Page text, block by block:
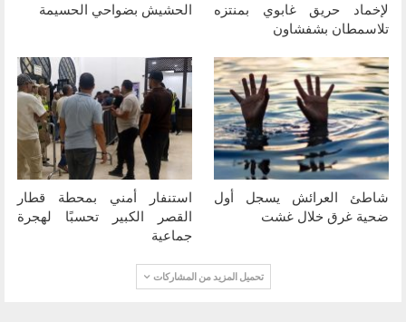
لإخماد حريق غابوي بمنتزه
تلاسمطان بشفشاون
الحشيش بضواحي الحسيمة
شاطئ العرائش يسجل أول
ضحية غرق خلال غشت
استنفار أمني بمحطة قطار
القصر الكبير تحسبًا لهجرة
جماعية
تحميل المزيد من المشاركات